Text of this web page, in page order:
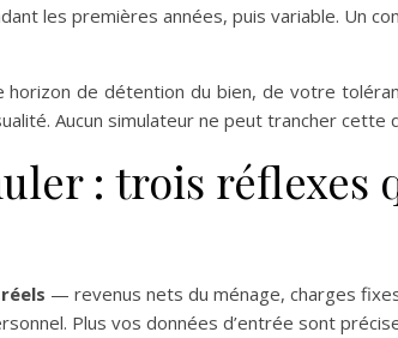
les premières années, puis variable. Un
horizon de détention du bien, de votre
Aucun simulateur ne peut trancher cette
: trois réflexes
— revenus nets du ménage, charges
Plus vos données d’entrée sont